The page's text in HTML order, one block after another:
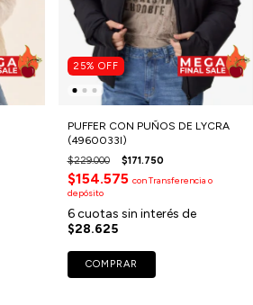
25% OFF
PUFFER CON PUÑOS DE LYCRA
(4960033I)
$229.000 $171.750
$154.575 conTransferencia o
depósito
6 cuotas sin interés de
$28.625
COMPRAR